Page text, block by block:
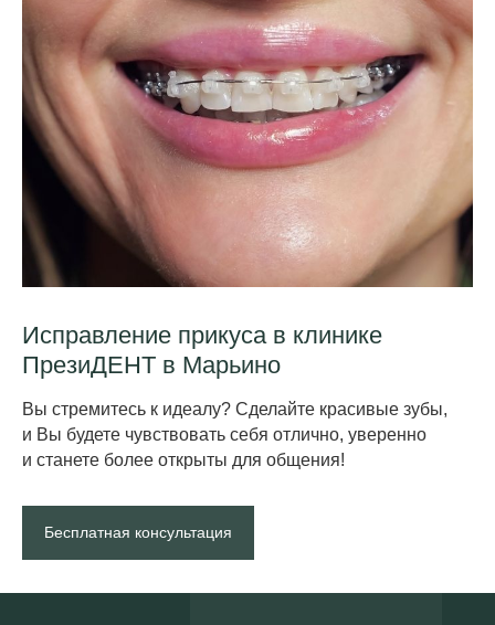
Исправление прикуса в клинике
ПрезиДЕНТ в Марьино
Вы стремитесь к идеалу? Сделайте красив ые зубы,
и Вы будете чувствовать себя отлично, уверенно
и станете более открыты для общения!
Бесплатная консультация